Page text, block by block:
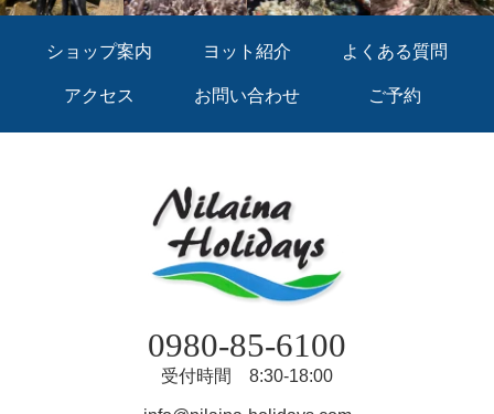
ショップ案内 ヨット紹介 よくある質問
アクセス お問い合わせ ご予約
0980-85-6100
受付時間 8:30-18:00